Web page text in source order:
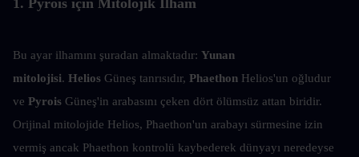
Bu ayar ilhamını şuradan almaktadır: Yunan
mitolojisi. Helios Güneş tanrısıdır, Phaethon Helios'un oğludur
ve Pyrois Güneş'in arabasını çeken dört ölümsüz attan biridir.
Orijinal mitolojide Helios, Phaethon'un arabayı sürmesine izin
vermiş ancak Phaethon kontrolü kaybederek dünyayı neredeyse